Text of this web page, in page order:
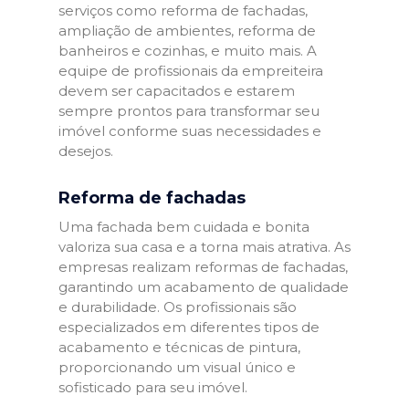
serviços como reforma de fachadas,
ampliação de ambientes, reforma de
banheiros e cozinhas, e muito mais. A
equipe de profissionais da empreiteira
devem ser capacitados e estarem
sempre prontos para transformar seu
imóvel conforme suas necessidades e
desejos.
Reforma de fachadas
Uma fachada bem cuidada e bonita
valoriza sua casa e a torna mais atrativa. As
empresas realizam reformas de fachadas,
garantindo um acabamento de qualidade
e durabilidade. Os profissionais são
especializados em diferentes tipos de
acabamento e técnicas de pintura,
proporcionando um visual único e
sofisticado para seu imóvel.